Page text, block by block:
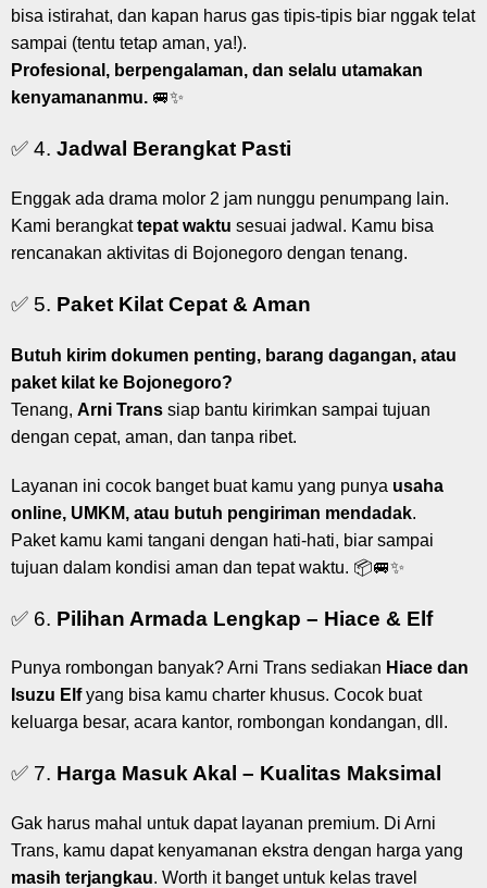
bisa istirahat, dan kapan harus gas tipis-tipis biar nggak telat
sampai (tentu tetap aman, ya!).
Profesional, berpengalaman, dan selalu utamakan
kenyamananmu. 🚐✨
✅ 4. Jadwal Berangkat Pasti
Enggak ada drama molor 2 jam nunggu penumpang lain.
Kami berangkattepat waktu sesuai jadwal. Kamu bisa
rencanakan aktivitas di Bojonegoro dengan tenang.
✅ 5. Paket Kilat Cepat & Aman
Butuh kirim dokumen penting, barang dagangan, atau
paket kilat ke Bojonegoro?
Tenang, Arni Trans siap bantu kirimkan sampai tujuan
dengan cepat, aman, dan tanpa ribet.
Layanan ini cocok banget buat kamu yang punya usaha
online, UMKM, atau butuh pengiriman mendadak.
Paket kamu kami tangani dengan hati-hati, biar sampai
tujuan dalam kondisi aman dan tepat waktu. 📦🚐✨
✅ 6. Pilihan Armada Lengkap – Hiace & Elf
Punya rombongan banyak? Arni Trans sediakan Hiace dan
Isuzu Elfyang bisa kamu charter khusus. Cocok buat
keluarga besar, acara kantor, rombongan kondangan, dll.
✅ 7. Harga Masuk Akal – Kualitas Maksimal
Gak harus mahal untuk dapat layanan premium. Di Arni
Trans, kamu dapat kenyamanan ekstra dengan harga yang
masih terjangkau. Worth it banget untuk kelas travel